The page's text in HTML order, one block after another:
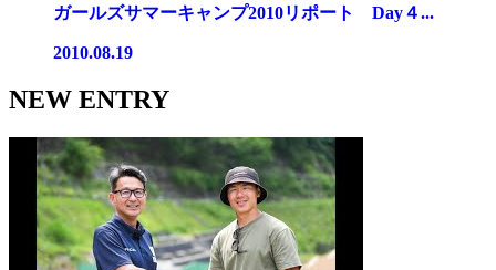
ガールズサマーキャンプ2010リポート Day４...
2010.08.19
NEW ENTRY